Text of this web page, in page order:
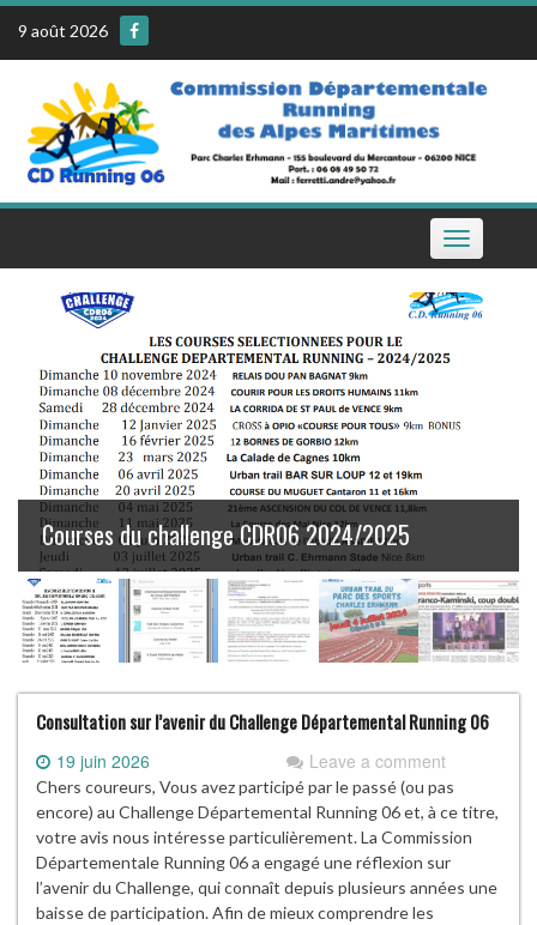
Skip
content
9 août 2026
Toggle
navigation
Le calendrier de la CDR06 sur votre téléphone
Consultation sur l’avenir du Challenge Départemental Running 06
19 juin 2026 Leave a comment
Chers coureurs, Vous avez participé par le passé (ou pas
encore) au Challenge Départemental Running 06 et, à ce titre,
votre avis nous intéresse particulièrement. La Commission
Départementale Running 06 a engagé une réflexion sur
l’avenir du Challenge, qui connaît depuis plusieurs années une
baisse de participation. Afin de mieux comprendre les